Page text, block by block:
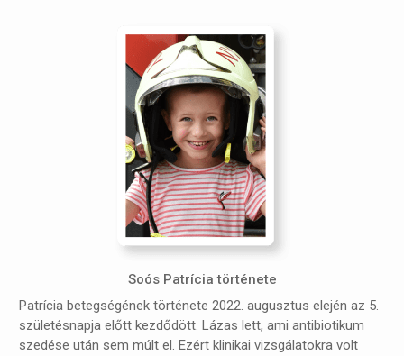
Soós Patrícia története
Patrícia betegségének története 2022. augusztus elején az 5.
születésnapja előtt kezdődött. Lázas lett, ami antibiotikum
szedése után sem múlt el. Ezért klinikai vizsgálatokra volt